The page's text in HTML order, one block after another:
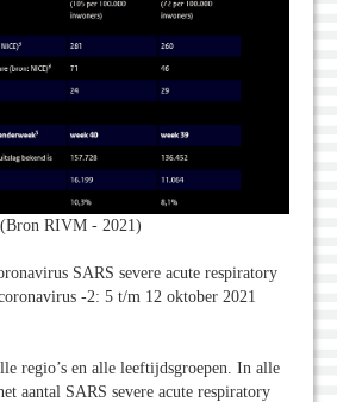
(Bron RIVM - 2021)
SARS severe acute respiratory
-2: 5 t/m 12 oktober 2021
regio’s en alle leeftijdsgroepen. In alle
aantal SARS severe acute respiratory